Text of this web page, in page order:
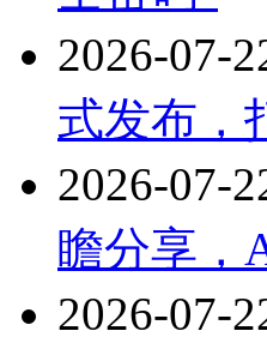
2026-07-
式发布，
2026-07-
瞻分享，
2026-07-